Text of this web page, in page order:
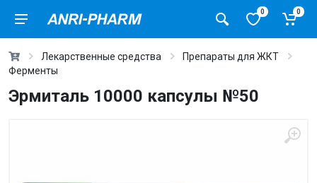
0 0
Лекарственные средства
Препараты для ЖКТ
Ферменты
Эрмиталь 10000 капсулы №50